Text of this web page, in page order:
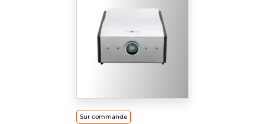
Sur commande